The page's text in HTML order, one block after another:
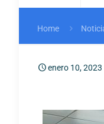
Home
enero 10, 2023